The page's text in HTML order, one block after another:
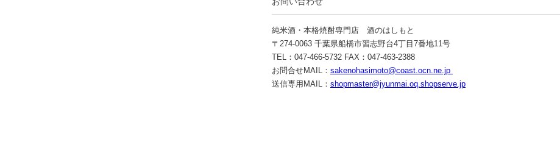
純米酒・本格焼酎専門店 酒のはしもと
〒274-0063 千葉県船橋市習志野台4丁目7番地11号
TEL：047-466-5732 FAX：047-463-2388
お問合せMAIL： sakenohasimoto@coast.ocn.ne.jp
送信専用MAIL： shopmaster@jyunmai.oq.shopserve.jp